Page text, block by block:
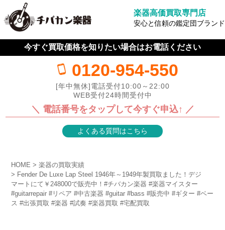
楽器高価買取専門店
安心と信頼の鑑定団ブランド
今すぐ買取価格を知りたい場合はお電話ください
0120-954-550
[年中無休]電話受付10:00～22:00
WEB受付24時間受付中
＼ 電話番号をタップして今すぐ申込↑ ／
よくある質問はこちら
HOME
楽器の買取実績
Fender De Luxe Lap Steel 1946年～1949年製買取ました！デジ
マートにて￥248000で販売中！#チバカン楽器 #楽器マイスター
#guitarrepair #リペア #中古楽器 #guitar #bass #販売中 #ギター #ベー
ス #出張買取 #楽器 #試奏 #楽器買取 #宅配買取